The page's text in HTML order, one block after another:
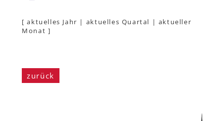
[aktuelles Jahr | aktuelles Quartal | aktueller
Monat ]
zurück